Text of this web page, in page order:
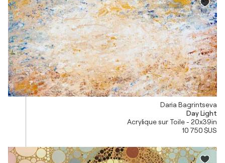
Daria Bagrintseva
Day Light
Acrylique sur Toile - 20x39in
10 750 $US